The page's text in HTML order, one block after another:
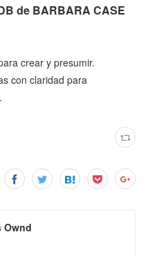
de BARBARA CASE
crear y presumir.
con claridad para
Ownd